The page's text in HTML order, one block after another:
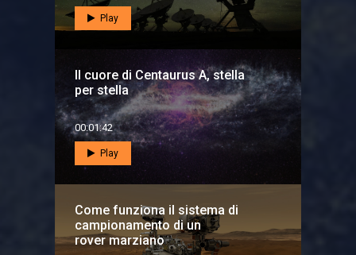
Play
Il cuore di Centaurus A, stella
per stella
00:01:42
Play
Come funziona il sistema di
campionamento di un
rover marziano